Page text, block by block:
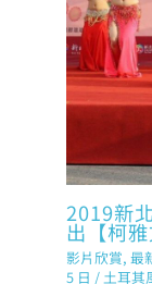
2019新
出【柯
影片欣賞,最
5 日 /土耳其